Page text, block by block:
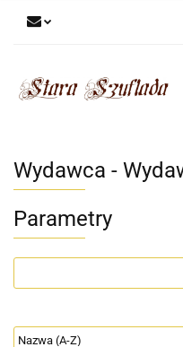
Wydawca -
Parametry